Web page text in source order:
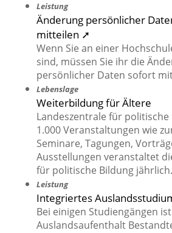
Leistung
Änderung persönlicher
mitteilen ➚
Wenn Sie an einer
sind, müssen Sie ihr die
persönlicher Daten sofort
Lebenslage
Weiterbildung für Ältere
Landeszentrale für politische
1.000 Veranstaltungen wie
Seminare, Tagungen,
Ausstellungen veranstaltet
für politische Bildung jährlich.
Leistung
Integriertes
Bei einigen Studiengängen
Auslandsaufenthalt